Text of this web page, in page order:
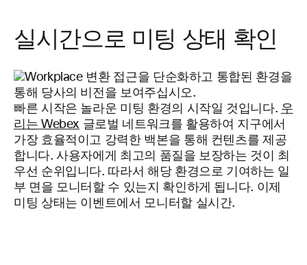
실시간으로 미팅 상태 확인
빠른 시작은 놀라운 미팅 환경의 시작일 것입니다. 우
리는 Webex 글로벌 네트워크를 활용하여 지구에서
가장 효율적이고 강력한 백본을 통해 컨텐츠를 제공
합니다. 사용자에게 최고의 품질을 보장하는 것이 최
우선 순위입니다. 따라서 해당 환경으로 기여하는 일
부 면을 모니터할 수 있는지 확인하게 됩니다. 이제
미팅 상태는 이벤트에서 모니터할 실시간.